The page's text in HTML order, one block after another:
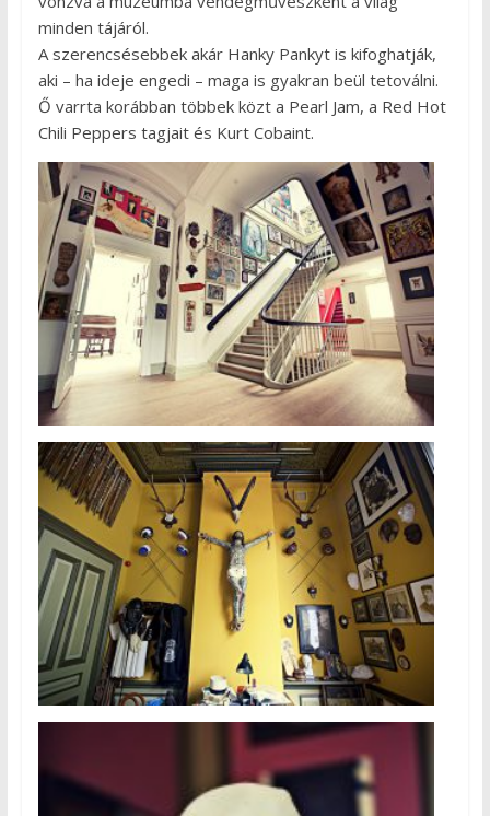
minden tájáról.
A szerencsésebbek akár Hanky Pankyt is kifoghatják,
aki – ha ideje engedi – maga is gyakran beül tetoválni.
Ő varrta korábban többek közt a Pearl Jam, a Red Hot
Chili Peppers tagjait és Kurt Cobaint.